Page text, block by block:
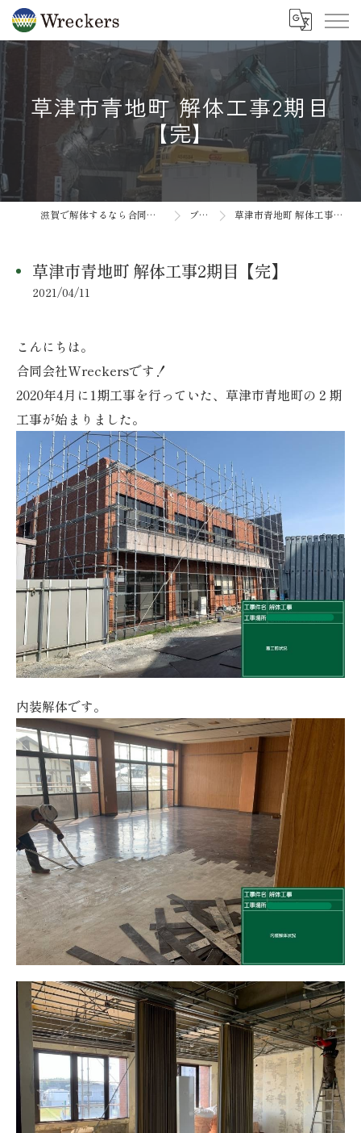
草津市青地町 解体工事2期目
【完】
滋賀で解体するなら合同会社Wreckers ブログ 草津市青地町 解体工事2期目【完】
草津市青地町 解体工事2期目【完】
2021/04/11
こんにちは。
合同会社Wreckersです！
2020年4月に1期工事を行っていた、草津市青地町の２期
工事が始まりました。
内装解体です。